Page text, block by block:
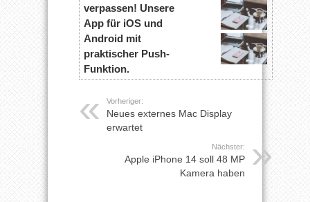
verpassen! Unsere
App für iOS und
Android mit
praktischer Push-
Funktion.
Vorheriger:
Neues externes Mac Display
erwartet
Nächster:
Apple iPhone 14 soll 48 MP
Kamera haben